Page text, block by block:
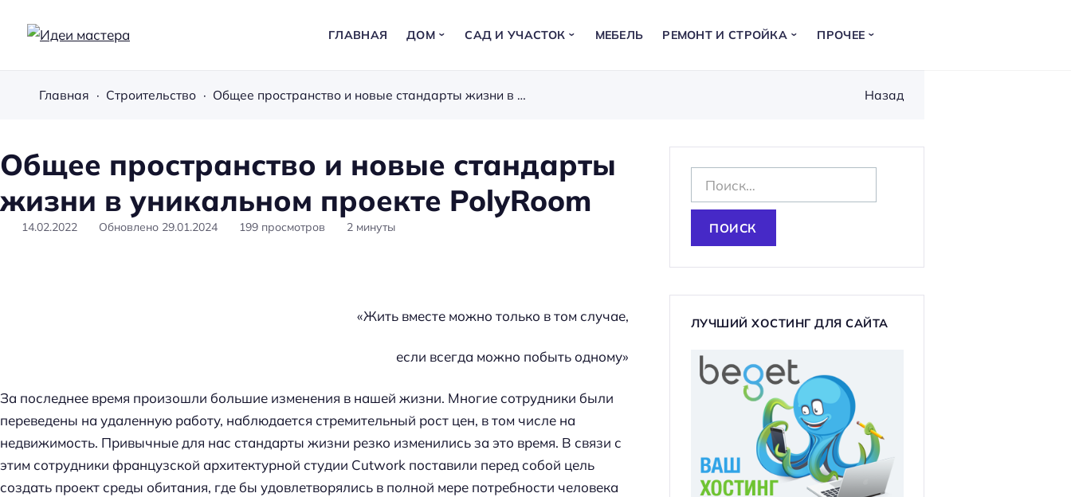
а
т
е
ГЛАВНАЯ ДОМ САД И УЧАСТОК МЕБЕЛЬ РЕМОНТ И СТРОЙКА ПРОЧЕЕ
Главная Строительство Общее пространство и новые стандарты жизни в уникальном проекте PolyRoom Назад
Общее пространство и новые стандарты
жизни в уникальном проекте PolyRoom
14.02.2022 Обновлено 29.01.2024 199 просмотров 2 минуты
«Жить вместе можно только в том случае,
если всегда можно побыть одному»
За последнее время произошли большие изменения в нашей жизни. Многие сотрудники были
переведены на удаленную работу, наблюдается стремительный рост цен, в том числе на
недвижимость. Привычные для нас стандарты жизни резко изменились за это время. В связи с
этим сотрудники французской архитектурной студии Cutwork поставили перед собой цель
создать проект среды обитания, где бы удовлетворялись в полной мере потребности человека
а
т
и
ЛУЧШИЙ ХОСТИНГ ДЛЯ САЙТА